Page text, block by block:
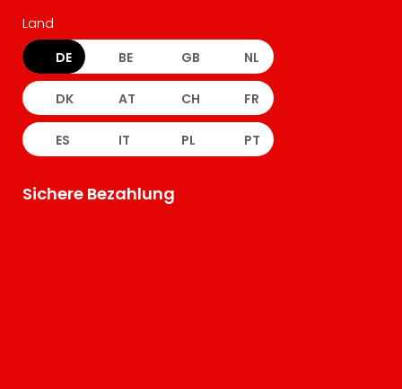
Land
DE BE GB NL
DK AT CH FR
ES IT PL PT
Sichere Bezahlung